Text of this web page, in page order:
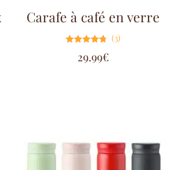
Carafe à café en verre
4.67
sur 5
(3)
29.99€